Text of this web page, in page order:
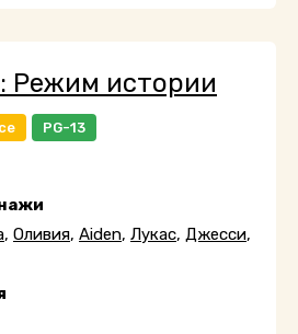
Режим истории
PG-13
, Оливия, Aiden, Лукас, Джесси,